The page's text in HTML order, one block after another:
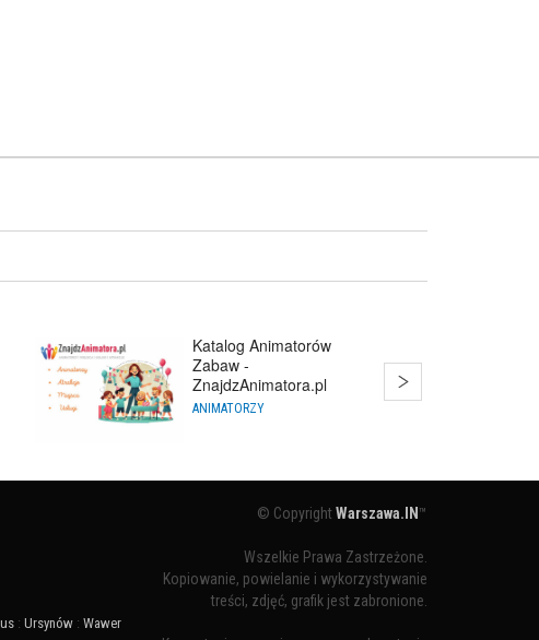
Katalog Animatorów
Zabaw -
ZnajdzAnimatora.pl
ANIMATORZY
: Ursynów : Wawer
© CopyrightWarszawa.IN ™
Wszelkie Prawa Zastrzeżone.
Kopiowanie, powielanie i wykorzystywanie
treści, zdjęć, grafik jest zabronione.